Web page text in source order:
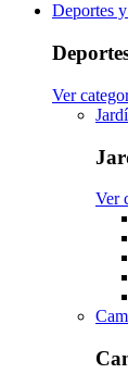
Deportes
Ver
Ver